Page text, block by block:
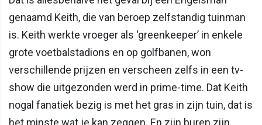
genaamd Keith, die van beroep zelfstandig tuinman
is. Keith werkte vroeger als ‘greenkeeper’ in enkele
grote voetbalstadions en op golfbanen, won
verschillende prijzen en verscheen zelfs in een tv-
show die uitgezonden werd in prime-time. Dat Keith
nogal fanatiek bezig is met het gras in zijn tuin, dat is
het minste wat je kan zeggen. En zijn buren zijn